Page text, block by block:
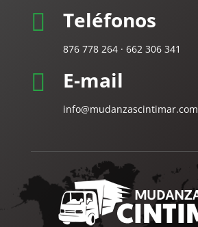
 Teléfonos
876 778 264 · 662 306 341
 E-mail
info@mudanzascintimar.com